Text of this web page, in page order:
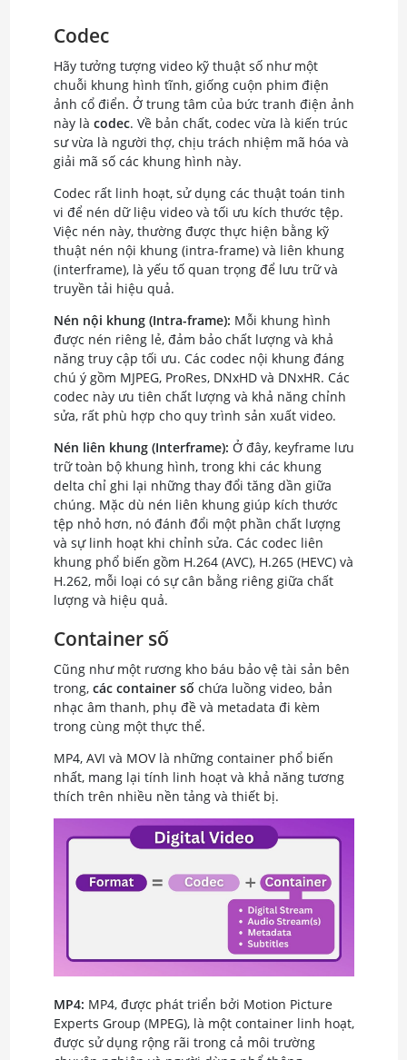
Codec
Hãy tưởng tượng video kỹ thuật số như một
chuỗi khung hình tĩnh, giống cuộn phim điện
ảnh cổ điển. Ở trung tâm của bức tranh điện ảnh
này là codec. Về bản chất, codec vừa là kiến trúc
sư vừa là người thợ, chịu trách nhiệm mã hóa và
giải mã số các khung hình này.
Codec rất linh hoạt, sử dụng các thuật toán tinh
vi để nén dữ liệu video và tối ưu kích thước tệp.
Việc nén này, thường được thực hiện bằng kỹ
thuật nén nội khung (intra-frame) và liên khung
(interframe), là yếu tố quan trọng để lưu trữ và
truyền tải hiệu quả.
Nén nội khung (Intra-frame): Mỗi khung hình
được nén riêng lẻ, đảm bảo chất lượng và khả
năng truy cập tối ưu. Các codec nội khung đáng
chú ý gồm MJPEG, ProRes, DNxHD và DNxHR. Các
codec này ưu tiên chất lượng và khả năng chỉnh
sửa, rất phù hợp cho quy trình sản xuất video.
Nén liên khung (Interframe): Ở đây, keyframe lưu
trữ toàn bộ khung hình, trong khi các khung
delta chỉ ghi lại những thay đổi tăng dần giữa
chúng. Mặc dù nén liên khung giúp kích thước
tệp nhỏ hơn, nó đánh đổi một phần chất lượng
và sự linh hoạt khi chỉnh sửa. Các codec liên
khung phổ biến gồm H.264 (AVC), H.265 (HEVC) và
H.262, mỗi loại có sự cân bằng riêng giữa chất
lượng và hiệu quả.
Container số
Cũng như một rương kho báu bảo vệ tài sản bên
trong, các container sốchứa luồng video, bản
nhạc âm thanh, phụ đề và metadata đi kèm
trong cùng một thực thể.
MP4, AVI và MOV là những container phổ biến
nhất, mang lại tính linh hoạt và khả năng tương
thích trên nhiều nền tảng và thiết bị.
MP4: MP4, được phát triển bởi Motion Picture
Experts Group (MPEG), là một container linh hoạt,
được sử dụng rộng rãi trong cả môi trường